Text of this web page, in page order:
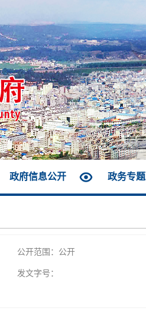
政府信息公开 政务专题
公开范围：公开
发文字号：